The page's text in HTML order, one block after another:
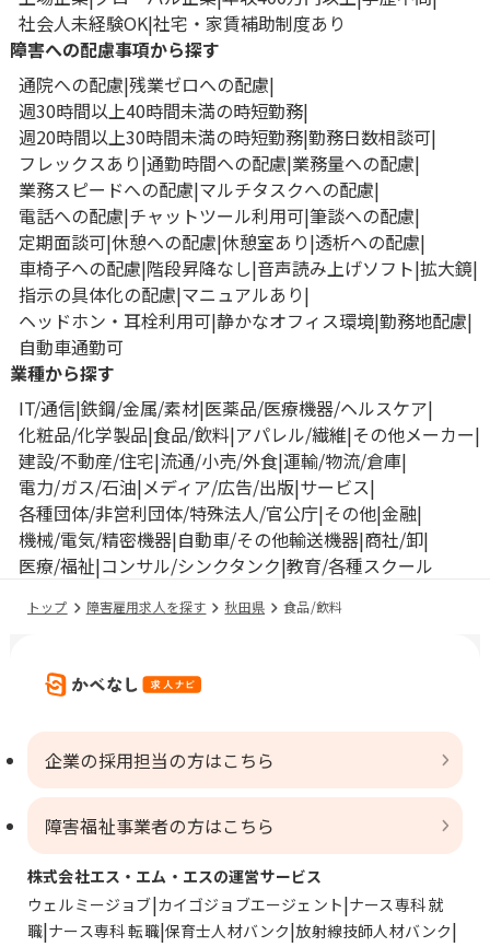
社会人未経験OK 社宅・家賃補助制度あり
障害への配慮事項から探す
通院への配慮 残業ゼロへの配慮
週30時間以上40時間未満の時短勤務
週20時間以上30時間未満の時短勤務 勤務日数相談可
フレックスあり 通勤時間への配慮 業務量への配慮
業務スピードへの配慮 マルチタスクへの配慮
電話への配慮 チャットツール利用可 筆談への配慮
定期面談可 休憩への配慮 休憩室あり 透析への配慮
車椅子への配慮 階段昇降なし 音声読み上げソフト 拡大鏡
指示の具体化の配慮 マニュアルあり
ヘッドホン・耳栓利用可 静かなオフィス環境 勤務地配慮
自動車通勤可
業種から探す
IT/通信 鉄鋼/金属/素材 医薬品/医療機器/ヘルスケア
化粧品/化学製品 食品/飲料 アパレル/繊維 その他メーカー
建設/不動産/住宅 流通/小売/外食 運輸/物流/倉庫
電力/ガス/石油 メディア/広告/出版 サービス
各種団体/非営利団体/特殊法人/官公庁 その他 金融
機械/電気/精密機器 自動車/その他輸送機器 商社/卸
医療/福祉 コンサル/シンクタンク 教育/各種スクール
トップ 障害雇用求人を探す 秋田県 食品/飲料
企業の採用担当の方はこちら
障害福祉事業者の方はこちら
株式会社エス・エム・エスの運営サービス
ウェルミージョブ カイゴジョブエージェント ナース専科 就
職 ナース専科 転職 保育士人材バンク 放射線技師人材バンク